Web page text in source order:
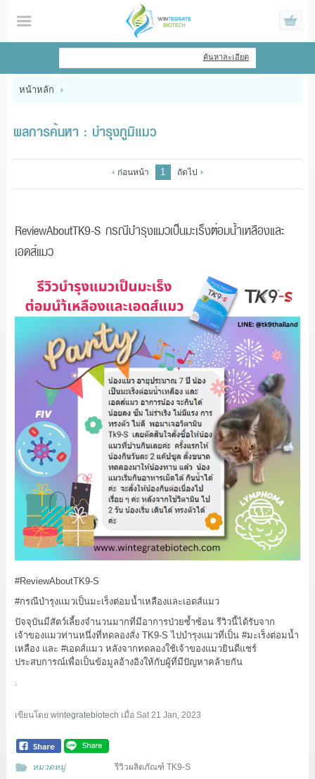
ไทย | English
หน้าหลัก
แจ้งชำระเงิน
ค้นหาละเอียด
หน้าหลัก
ผลการค้นหา : บำรุงภูมิแมว
ก่อนหน้า 1 ถัดไป
ReviewAboutTK9-S กรณีบำรุงแมวเป็นมะเร็งต่อมน้ำเหลืองและ
เอดส์แมว
#ReviewAboutTK9-S
#กรณีบำรุงแมวเป็นมะเร็งต่อมน้ำเหลืองและเอดส์แมว
ปัจจุบันมีสัตว์เลี้ยงจำนวนมากที่มีอาการป่วยซ้ำซ้อน รีวิวนี้ได้รับจาก
เจ้าของแมวท่านหนึ่งที่ทดลองสั่ง TK9-S ไปบำรุงแมวที่เป็น #มะเร็งต่อมน้ำ
เหลืองและ #เอดส์แมวหลังจากทดลองใช้เจ้าของแมวยินดีแชร์
ประสบการณ์เพื่อเป็นข้อมูลอ้างอิงให้กับผู้ที่มีปัญหาคล้ายกัน
เขียนโดย wintegratebiotech เมื่อ Sat 21 Jan, 2023
หมวดหมู่ รีวิวผลิตภัณฑ์ TK9-S